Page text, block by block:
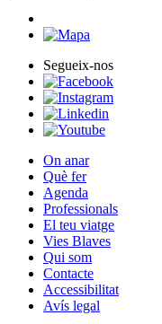
Segueix-nos
On anar
Què fer
Agenda
Professionals
El teu viatge
Vies Blaves
Qui som
Contacte
Accessibilitat
Avís legal